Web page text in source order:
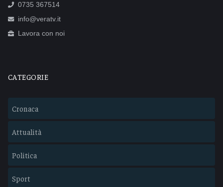
0735 367514
info@veratv.it
Lavora con noi
CATEGORIE
Cronaca
Attualità
Politica
Sport